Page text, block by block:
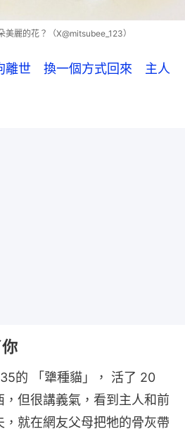
麗的花？（X@mitsubee_123）
離世 換一個方式回來 主人
的 「犟種貓」， 活了 20
但很講義氣，看到主人和前
就在網友父母把牠的骨灰帶